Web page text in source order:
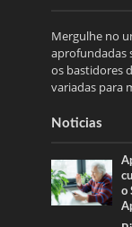
Mergulhe no
aprofundadas
os bastidores
variadas para
Noticias
o